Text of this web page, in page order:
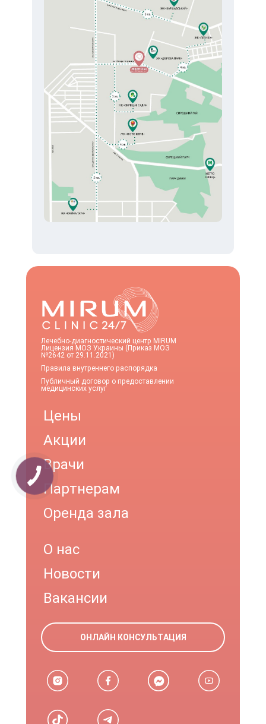
Лечебно-диагностический центр MIRUM
Лицензия МОЗ Украины (Приказ МОЗ
№2642 от 29.11.2021)
Правила внутреннего распорядка
Публичный договор о предоставлении
медицинских услуг
Цены
Акции
Врачи
Партнерам
Оренда зала
О нас
Новости
Вакансии
ОНЛАЙН КОНСУЛЬТАЦИЯ